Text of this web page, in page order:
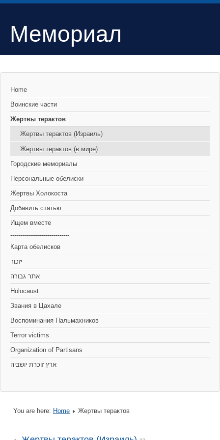
Мемориал
Home
Воинские части
Жертвы терактов
Жертвы терактов (Израиль)
Жертвы терактов (в мире)
Городские мемориалы
Персональные обелиски
Жертвы Холокоста
Добавить статью
Ищем вместе
------------------------------
Карта обелисков
יזכור
אתר גבורה
Holocaust
Звания в Цахале
Воспоминания Пальмахников
Terror victims
Organization of Partisans
You are here: Home Жертвы терактов